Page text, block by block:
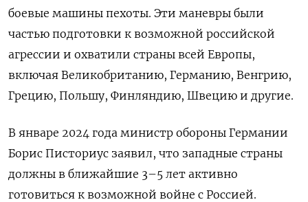
боевые машины пехоты. Эти маневры были
частью подготовки к возможной российской
агрессии и охватили страны всей Европы,
включая Великобританию, Германию, Венгрию,
Грецию, Польшу, Финляндию, Швецию и другие.
В январе 2024 года министр обороны Германии
Борис Писториус заявил, что западные страны
должны в ближайшие 3–5 лет активно
готовиться к возможной войне с Россией.